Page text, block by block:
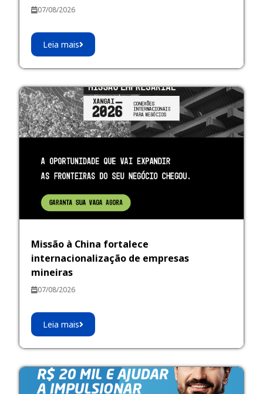
07/08/2026
Leia mais
Missão à China fortalece
internacionalização de empresas
mineiras
07/08/2026
Leia mais